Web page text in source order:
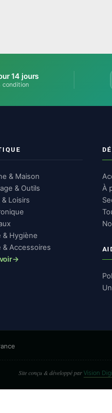
14 jours
condition
& Maison
& Outils
Loisirs
& Hygiène
& Accessoires
→
À
Site conçu & développé parVision